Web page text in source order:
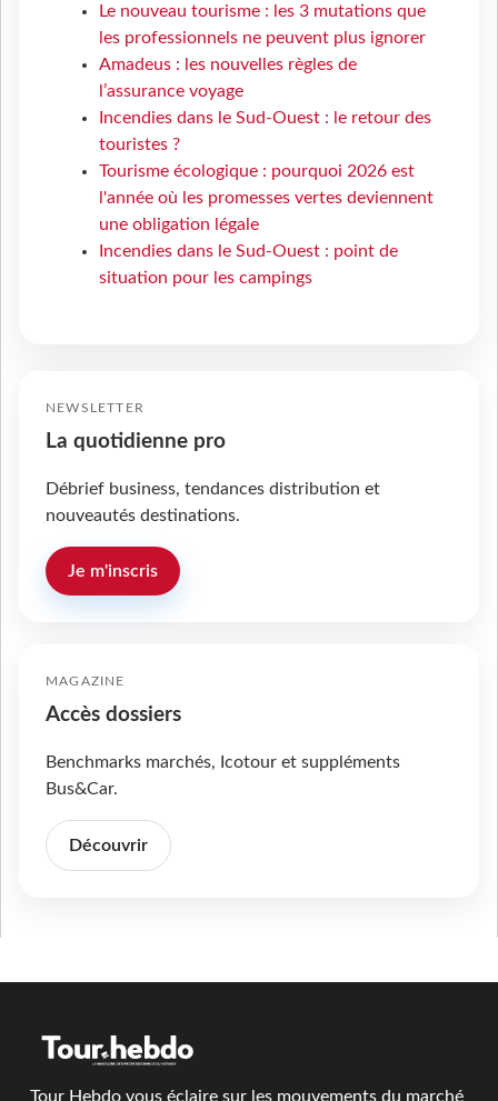
Le nouveau tourisme : les 3 mutations que
les professionnels ne peuvent plus ignorer
Amadeus : les nouvelles règles de
l’assurance voyage
Incendies dans le Sud-Ouest : le retour des
touristes ?
Tourisme écologique : pourquoi 2026 est
l'année où les promesses vertes deviennent
une obligation légale
Incendies dans le Sud-Ouest : point de
situation pour les campings
NEWSLETTER
La quotidienne pro
Débrief business, tendances distribution et
nouveautés destinations.
Je m'inscris
MAGAZINE
Accès dossiers
Benchmarks marchés, Icotour et suppléments
Bus&Car.
Découvrir
Tour Hebdo vous éclaire sur les mouvements du marché